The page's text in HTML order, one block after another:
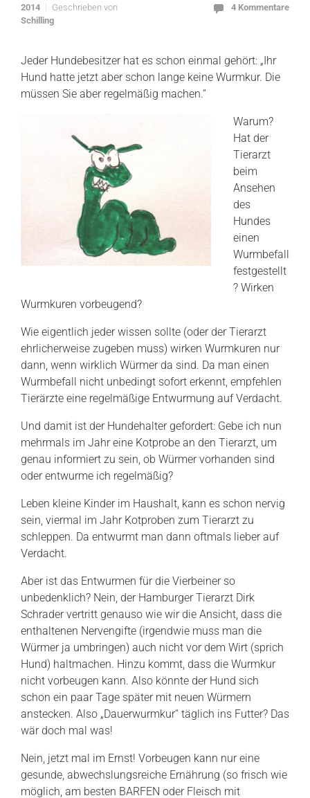
2014
Geschrieben von
Schilling
4 Kommentare
Jeder Hundebesitzer hat es schon einmal gehört: „Ihr
Hund hatte jetzt aber schon lange keine Wurmkur. Die
müssen Sie aber regelmäßig machen.“
Warum?
Hat der
Tierarzt
beim
Ansehen
des
Hundes
einen
Wurmbefall
festgestellt
? Wirken
Wurmkuren vorbeugend?
Wie eigentlich jeder wissen sollte (oder der Tierarzt
ehrlicherweise zugeben muss) wirken Wurmkuren nur
dann, wenn wirklich Würmer da sind. Da man einen
Wurmbefall nicht unbedingt sofort erkennt, empfehlen
Tierärzte eine regelmäßige Entwurmung auf Verdacht.
Und damit ist der Hundehalter gefordert: Gebe ich nun
mehrmals im Jahr eine Kotprobe an den Tierarzt, um
genau informiert zu sein, ob Würmer vorhanden sind
oder entwurme ich regelmäßig?
Leben kleine Kinder im Haushalt, kann es schon nervig
sein, viermal im Jahr Kotproben zum Tierarzt zu
schleppen. Da entwurmt man dann oftmals lieber auf
Verdacht.
Aber ist das Entwurmen für die Vierbeiner so
unbedenklich? Nein, der Hamburger Tierarzt Dirk
Schrader vertritt genauso wie wir die Ansicht, dass die
enthaltenen Nervengifte (irgendwie muss man die
Würmer ja umbringen) auch nicht vor dem Wirt (sprich
Hund) haltmachen. Hinzu kommt, dass die Wurmkur
nicht vorbeugen kann. Also könnte der Hund sich
schon ein paar Tage später mit neuen Würmern
anstecken. Also „Dauerwurmkur“ täglich ins Futter? Das
wär doch mal was!
Nein, jetzt mal im Ernst! Vorbeugen kann nur eine
gesunde, abwechslungsreiche Ernährung (so frisch wie
möglich, am besten BARFEN oder Fleisch mit